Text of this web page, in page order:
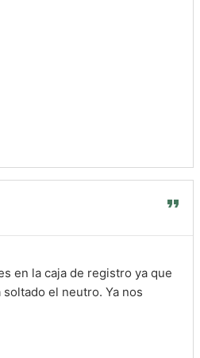
en la caja de registro ya que
el neutro. Ya nos